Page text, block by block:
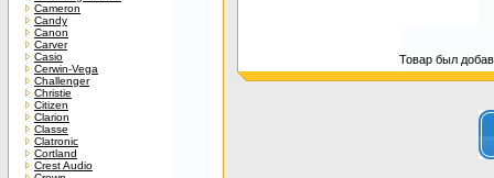
Cameron
Candy
Canon
Carver
Casio
Cerwin-Vega
Challenger
Christie
Citizen
Clarion
Classe
Clatronic
Cortland
Crest Audio
Товар был